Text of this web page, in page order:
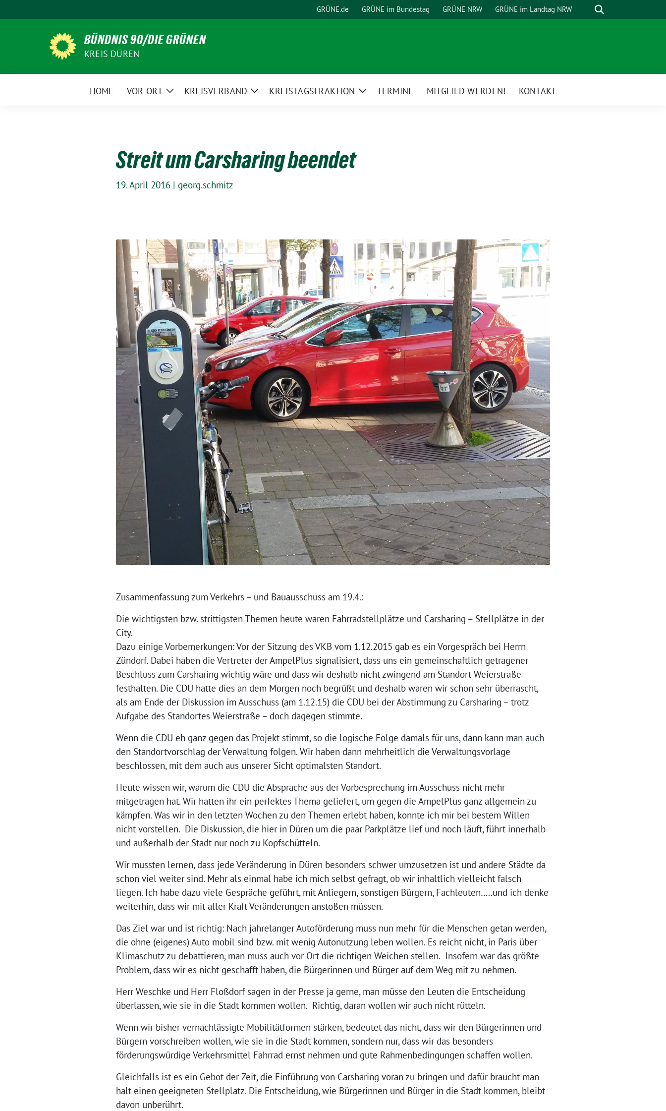
zum
GRÜNE.de GRÜNE im Bundestag GRÜNE NRW GRÜNE im Landtag NRW Suche
BÜNDNIS 90/DIE GRÜNEN
KREIS DÜREN
HOME VOR ORT
ZeigeKREISVERBAND
ZeigeKREISTAGSFRAKTION
ZeigeTERMINE MITGLIED WERDEN! KONTAKT
Streit um Carsharing beendet
19. April 2016 | georg.schmitz
Zusammenfassung zum Verkehrs – und Bauausschuss am 19.4.:
Die wichtigsten bzw. strittigsten Themen heute waren Fahrradstellplätze und Carsharing – Stellplätze in der
City.
Dazu einige Vorbemerkungen: Vor der Sitzung des VKB vom 1.12.2015 gab es ein Vorgespräch bei Herrn
Zündorf. Dabei haben die Vertreter der AmpelPlus signalisiert, dass uns ein gemeinschaftlich getragener
Beschluss zum Carsharing wichtig wäre und dass wir deshalb nicht zwingend am Standort Weierstraße
festhalten. Die CDU hatte dies an dem Morgen noch begrüßt und deshalb waren wir schon sehr überrascht,
als am Ende der Diskussion im Ausschuss (am 1.12.15) die CDU bei der Abstimmung zu Carsharing – trotz
Aufgabe des Standortes Weierstraße – doch dagegen stimmte.
Wenn die CDU eh ganz gegen das Projekt stimmt, so die logische Folge damals für uns, dann kann man auch
den Standortvorschlag der Verwaltung folgen. Wir haben dann mehrheitlich die Verwaltungsvorlage
beschlossen, mit dem auch aus unserer Sicht optimalsten Standort.
Heute wissen wir, warum die CDU die Absprache aus der Vorbesprechung im Ausschuss nicht mehr
mitgetragen hat. Wir hatten ihr ein perfektes Thema geliefert, um gegen die AmpelPlus ganz allgemein zu
kämpfen. Was wir in den letzten Wochen zu den Themen erlebt haben, konnte ich mir bei bestem Willen
nicht vorstellen. Die Diskussion, die hier in Düren um die paar Parkplätze lief und noch läuft, führt innerhalb
und außerhalb der Stadt nur noch zu Kopfschütteln.
Wir mussten lernen, dass jede Veränderung in Düren besonders schwer umzusetzen ist und andere Städte da
schon viel weiter sind. Mehr als einmal habe ich mich selbst gefragt, ob wir inhaltlich vielleicht falsch
liegen. Ich habe dazu viele Gespräche geführt, mit Anliegern, sonstigen Bürgern, Fachleuten…..und ich denke
weiterhin, dass wir mit aller Kraft Veränderungen anstoßen müssen.
Das Ziel war und ist richtig: Nach jahrelanger Autoförderung muss nun mehr für die Menschen getan werden,
die ohne (eigenes) Auto mobil sind bzw. mit wenig Autonutzung leben wollen. Es reicht nicht, in Paris über
Klimaschutz zu debattieren, man muss auch vor Ort die richtigen Weichen stellen. Insofern war das größte
Problem, dass wir es nicht geschafft haben, die Bürgerinnen und Bürger auf dem Weg mit zu nehmen.
Herr Weschke und Herr Floßdorf sagen in der Presse ja gerne, man müsse den Leuten die Entscheidung
überlassen, wie sie in die Stadt kommen wollen. Richtig, daran wollen wir auch nicht rütteln.
Wenn wir bisher vernachlässigte Mobilitätformen stärken, bedeutet das nicht, dass wir den Bürgerinnen und
Bürgern vorschreiben wollen, wie sie in die Stadt kommen, sondern nur, dass wir das besonders
förderungswürdige Verkehrsmittel Fahrrad ernst nehmen und gute Rahmenbedingungen schaffen wollen.
Gleichfalls ist es ein Gebot der Zeit, die Einführung von Carsharing voran zu bringen und dafür braucht man
halt einen geeigneten Stellplatz. Die Entscheidung, wie Bürgerinnen und Bürger in die Stadt kommen, bleibt
davon unberührt.